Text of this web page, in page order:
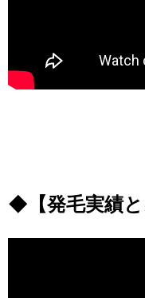
◆【発毛実績と